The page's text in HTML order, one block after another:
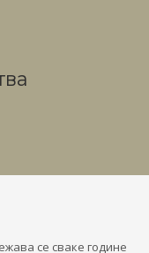
се сваке године